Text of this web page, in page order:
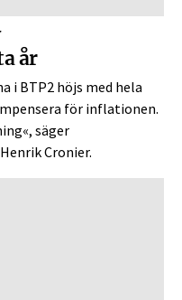
år
i BTP2 höjs med hela
för inflationen.
säger
Cronier.